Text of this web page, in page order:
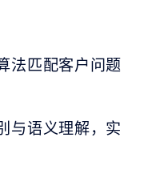
法匹配客户问题
与语义理解，实